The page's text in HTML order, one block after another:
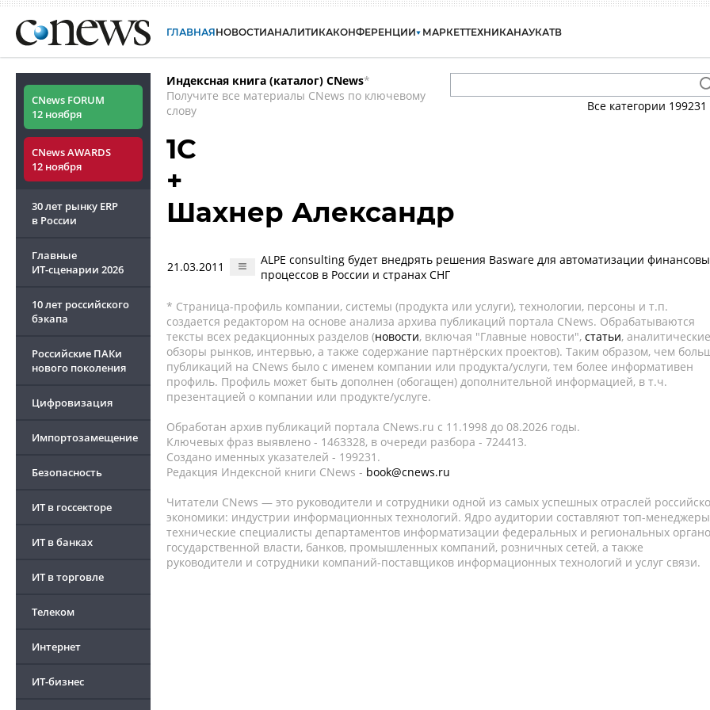
ГЛАВНАЯНОВОСТИАНАЛИТИКАКОНФЕРЕНЦИИ МАРКЕТТЕХНИКАНАУКАТВ
CNews FORUM
12 ноября
CNews AWARDS
12 ноября
30 лет рынку ERP
в России
Главные
ИТ-сценарии 2026
10 лет российского
бэкапа
Российские ПАКи
нового поколения
Цифровизация
Импортозамещение
Безопасность
ИТ в госсекторе
ИТ в банках
ИТ в торговле
Телеком
Интернет
ИТ-бизнес
Индексная книга (каталог) CNews*
Получите все материалы CNews по ключевому
слову
Все категории 199231
1С
+
Шахнер Александр
21.03.2011
ALPE consulting будет внедрять решения Basware для автоматизации
процессов в России и странах СНГ
* Страница-профиль компании, системы (продукта или услуги), технологии, персоны и т.п.
создается редактором на основе анализа архива публикаций портала CNews. Обрабатываются
тексты всех редакционных разделов (новости, включая "Главные новости", статьи, аналитические
обзоры рынков, интервью, а также содержание партнёрских проектов). Таким образом, чем
публикаций на CNews было с именем компании или продукта/услуги, тем более информативен
профиль. Профиль может быть дополнен (обогащен) дополнительной информацией, в т.ч.
презентацией о компании или продукте/услуге.
Обработан архив публикаций портала CNews.ru c 11.1998 до 08.2026 годы.
Ключевых фраз выявлено - 1463328, в очереди разбора - 724413.
Создано именных указателей - 199231.
Редакция Индексной книги CNews - book@cnews.ru
Читатели CNews — это руководители и сотрудники одной из самых успешных отраслей
экономики: индустрии информационных технологий. Ядро аудитории составляют топ-
технические специалисты департаментов информатизации федеральных и региональных
государственной власти, банков, промышленных компаний, розничных сетей, а также
руководители и сотрудники компаний-поставщиков информационных технологий и услуг связи.